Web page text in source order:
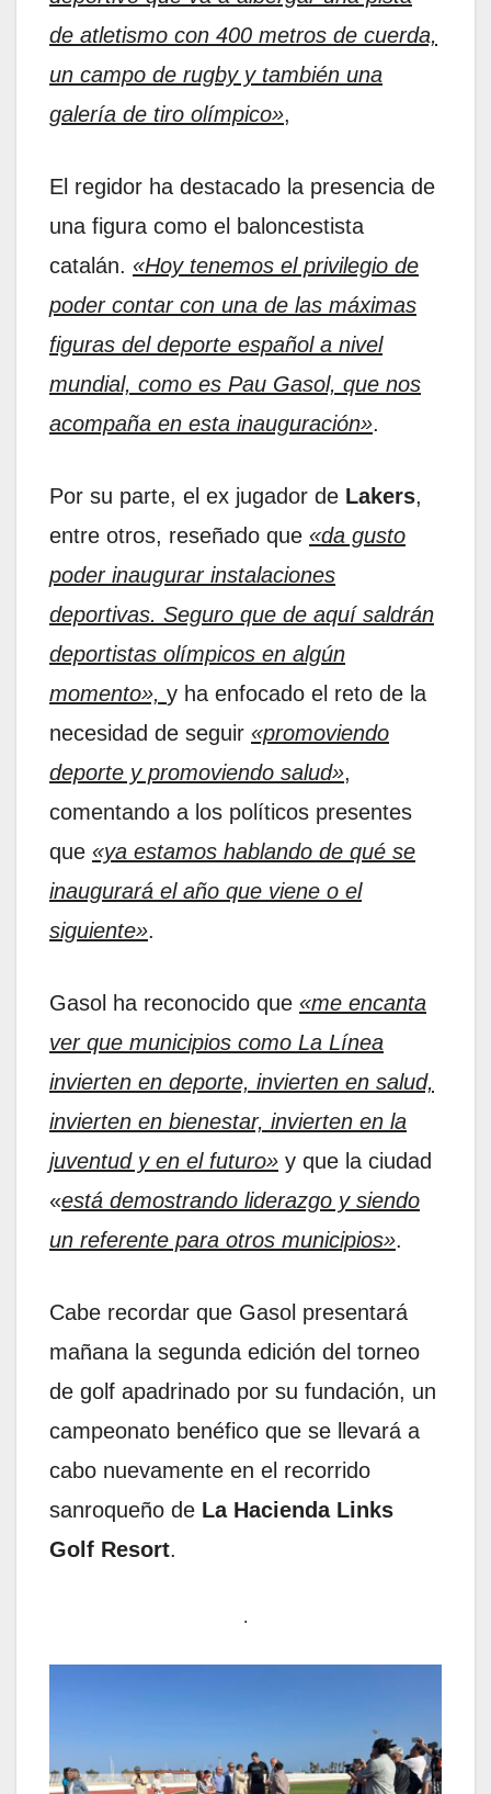
de atletismo con 400 metros de cuerda,
un campo de rugby y también una
galería de tiro olímpico»,
El regidor ha destacado la presencia de
una figura como el baloncestista
catalán. «Hoy tenemos el privilegio de
poder contar con una de las máximas
figuras del deporte español a nivel
mundial, como es Pau Gasol, que nos
acompaña en esta inauguración».
Por su parte, el ex jugador de Lakers,
entre otros, reseñado que «da gusto
poder inaugurar instalaciones
deportivas. Seguro que de aquí saldrán
deportistas olímpicos en algún
momento», y ha enfocado el reto de la
necesidad de seguir «promoviendo
deporte y promoviendo salud»,
comentando a los políticos presentes
que «ya estamos hablando de qué se
inaugurará el año que viene o el
siguiente».
Gasol ha reconocido que «me encanta
ver que municipios como La Línea
invierten en deporte, invierten en salud,
invierten en bienestar, invierten en la
juventud y en el futuro» y que la ciudad
«está demostrando liderazgo y siendo
un referente para otros municipios».
Cabe recordar que Gasol presentará
mañana la segunda edición del torneo
de golf apadrinado por su fundación, un
campeonato benéfico que se llevará a
cabo nuevamente en el recorrido
sanroqueño de La Hacienda Links
Golf Resort.
.